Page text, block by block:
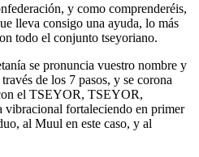
y como comprenderéis,
lleva consigo una ayuda, lo más
todo el conjunto tseyoriano.
se pronuncia vuestro nombre y
de los 7 pasos, y se corona
el TSEYOR, TSEYOR,
vibracional fortaleciendo en primer
al Muul en este caso, y al